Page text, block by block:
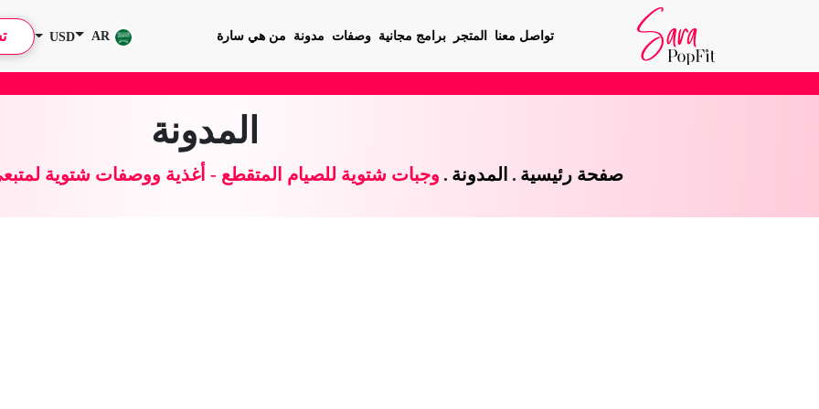
تواصل معنا المتجر برامج مجانية وصفات مدونة من هي سارة AR
USD
المدونة
صفحة رئيسية . المدونة . وجبات شتوية للصيام المتقطع - أغذية ووصفات شتوية لمتبعي